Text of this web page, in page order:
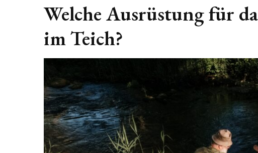
Welche Ausrüstung für
im Teich?